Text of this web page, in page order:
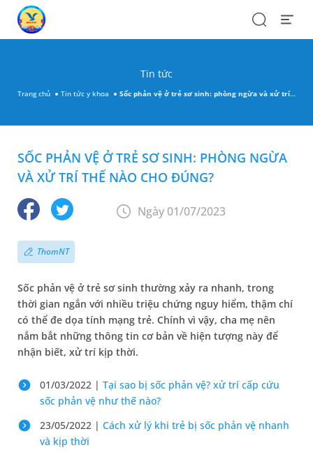
SearchOpen
Tin tức
Trang chủ Tin tức y khoa Sốc phản vệ ở trẻ sơ sinh: phòng ngừa và xử trí thế nào cho đúng?
SỐC PHẢN VỆ Ở TRẺ SƠ SINH: PHÒNG NGỪA
VÀ XỬ TRÍ THẾ NÀO CHO ĐÚNG?
Ngày 01/07/2023
ThomNT
Sốc phản vệ ở trẻ sơ sinh thường xảy ra nhanh, trong
thời gian ngắn với nhiều triệu chứng nguy hiểm, thậm chí
có thể đe dọa tính mạng trẻ. Chính vì vậy, cha mẹ nên
nắm bắt những thông tin cơ bản về hiện tượng này để
nhận biết, xử trí kịp thời.
01/03/2022 | Tại sao bị sốc phản vệ? xử trí cấp cứu
sốc phản vệ như thế nào?
23/05/2022 | ​Cách xử lý khi trẻ bị sốc phản vệ nhanh
và kịp thời